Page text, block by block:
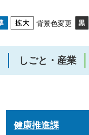
背景色変更
しごと・産業
健康推進課